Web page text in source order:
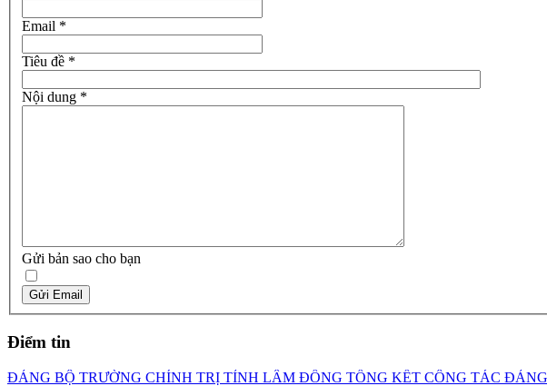
Email *
Tiêu đề *
Nội dung *
Gửi bản sao cho bạn
Gửi Email
Điểm tin
ĐẢNG BỘ TRƯỜNG CHÍNH TRỊ TỈNH LÂM ĐỒNG TỔNG KẾT CÔNG TÁC